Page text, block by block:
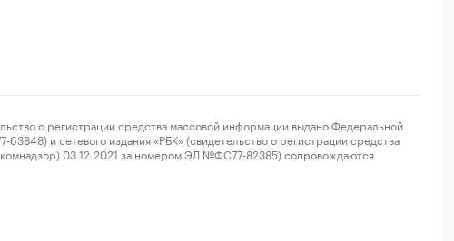
о регистрации средства массовой информации выдано Федеральной
и сетевого издания «РБК» (свидетельство о регистрации средства
03.12.2021 за номером ЭЛ №ФС77-82385) сопровождаются